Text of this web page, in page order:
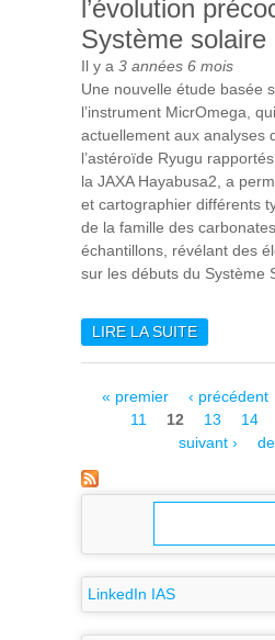
l’évolution
Système solaire
Il y a 3 années 6 mois
Une nouvelle étude basée
l’instrument MicrOmega,
actuellement aux analyses
l’astéroïde Ryugu
la JAXA Hayabusa2, a
et cartographier différents
de la famille des
échantillons, révélant des
sur les débuts du Système
LIRE LA SUITEDE
SUR
SOLAIRE
Pages
« premier ‹ précédent
11
12 13 14
suivant ›
LinkedIn IAS